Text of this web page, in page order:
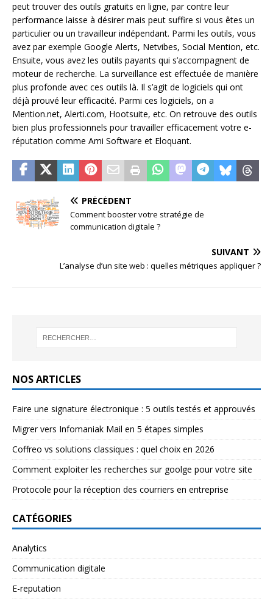
peut trouver des outils gratuits en ligne, par contre leur
performance laisse à désirer mais peut suffire si vous êtes un
particulier ou un travailleur indépendant. Parmi les outils, vous
avez par exemple Google Alerts, Netvibes, Social Mention, etc.
Ensuite, vous avez les outils payants qui s’accompagnent de
moteur de recherche. La surveillance est effectuée de manière
plus profonde avec ces outils là. Il s’agit de logiciels qui ont
déjà prouvé leur efficacité. Parmi ces logiciels, on a
Mention.net, Alerti.com, Hootsuite, etc. On retrouve des outils
bien plus professionnels pour travailler efficacement votre e-
réputation comme Ami Software et Eloquant.
PRÉCÉDENT
Comment booster votre stratégie de
communication digitale ?
SUIVANT
L’analyse d’un site web : quelles métriques appliquer ?
NOS ARTICLES
Faire une signature électronique : 5 outils testés et approuvés
Migrer vers Infomaniak Mail en 5 étapes simples
Coffreo vs solutions classiques : quel choix en 2026
Comment exploiter les recherches sur goolge pour votre site
Protocole pour la réception des courriers en entreprise
CATÉGORIES
Analytics
Communication digitale
E-reputation